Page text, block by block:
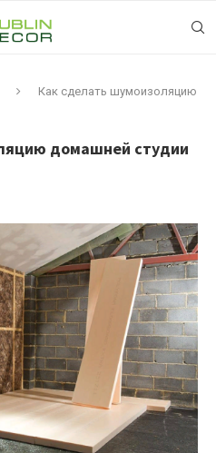
Как сделать шумоизоляцию
домашней студии